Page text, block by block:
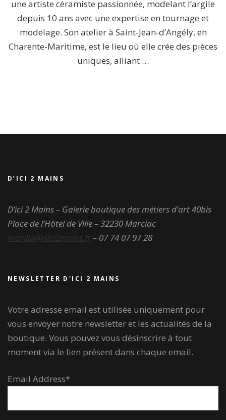
une artiste céramiste passionnée, modelant l’argile
depuis 10 ans avec une expertise en tournage et
modelage. Son atelier à Saint-Jean-d’Angély, en
Charente-Maritime, est le lieu où elle crée des pièces
uniques, alliant …
D’ICI 2 MAINS
D’ici 2 Mains – Galerie boutique des métiers d’art40bis
Place de l’Hôtel de Ville – 32230 Marciac
marilia@dici2mains.fr– 07 74 07 97 28
NEWSLETTER D'ICI 2 MAINS
Votre adresse email est utilisée uniquement pour
vous envoyer notre newsletter et les actualités de la
boutique. Vous pouvez vous désinscrire à tout
moment via le lien présent dans chaque email.
Email Address*